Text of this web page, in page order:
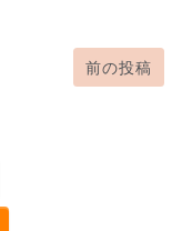
前の投稿